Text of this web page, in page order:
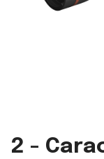
2 -